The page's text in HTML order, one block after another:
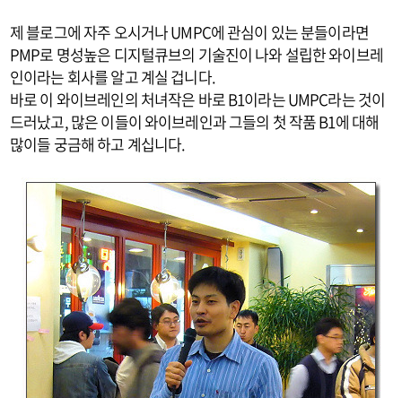
제 블로그에 자주 오시거나 UMPC에 관심이 있는 분들이라면
PMP로 명성높은 디지털큐브의 기술진이 나와 설립한 와이브레
인이라는 회사를 알고 계실 겁니다.
바로 이 와이브레인의 처녀작은 바로 B1이라는 UMPC라는 것이
드러났고, 많은 이들이 와이브레인과 그들의 첫 작품 B1에 대해
많이들 궁금해 하고 계십니다.